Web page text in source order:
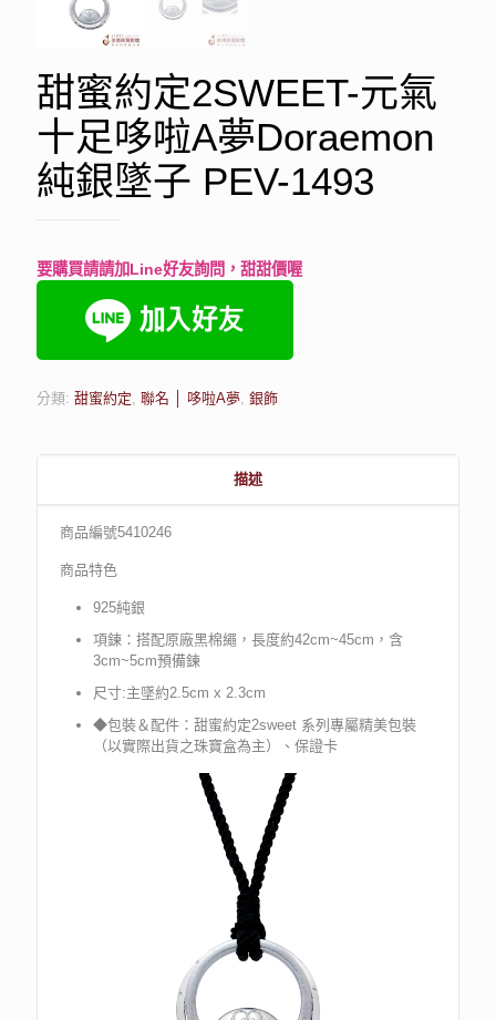
甜蜜約定2SWEET-元氣
十足哆啦A夢Doraemon
純銀墜子 PEV-1493
要購買請請加Line好友詢問，甜甜價喔
分類: 甜蜜約定, 聯名 │ 哆啦A夢, 銀飾
描述
商品編號5410246
商品特色
925純銀
項鍊：搭配原廠黑棉繩，長度約42cm~45cm，含
3cm~5cm預備鍊
尺寸:主墜約2.5cm x 2.3cm
◆包裝＆配件：甜蜜約定2sweet 系列專屬精美包裝
（以實際出貨之珠寶盒為主）、保證卡